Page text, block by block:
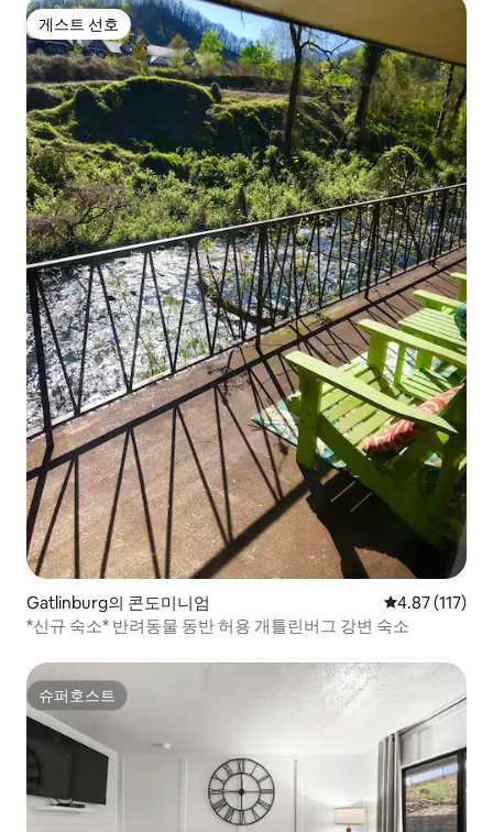
게스트 선호
게스트 선호
Gatlinburg의 콘도미니엄 평점 4.87점(5
4.87 (117)
*신규 숙소* 반려동물 동반 허용 개틀린버그 강변 숙소
슈퍼호스트
슈퍼호스트